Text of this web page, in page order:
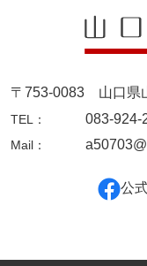
〒753-0083 山口県
TEL：
083-924-
Mail：
公